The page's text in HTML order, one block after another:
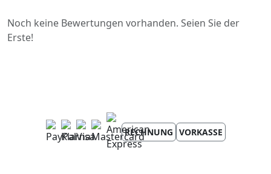
Noch keine Bewertungen vorhanden. Seien Sie der
Erste!
RECHNUNG VORKASSE